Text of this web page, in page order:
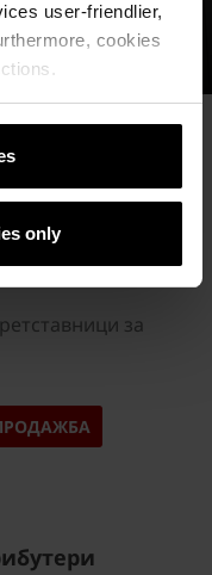
user-friendlier,
cookies
only
помош?
понуда?
за